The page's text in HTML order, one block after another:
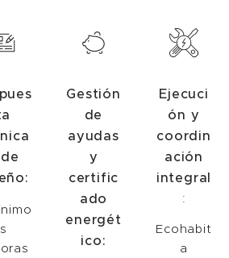
s
Gestión
de
ayudas
y
certific
ado
energét
ico:
Ejecuci
ón y
coordin
ación
integral
:
Ecohabit
a